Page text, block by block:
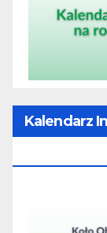
Kalendarz